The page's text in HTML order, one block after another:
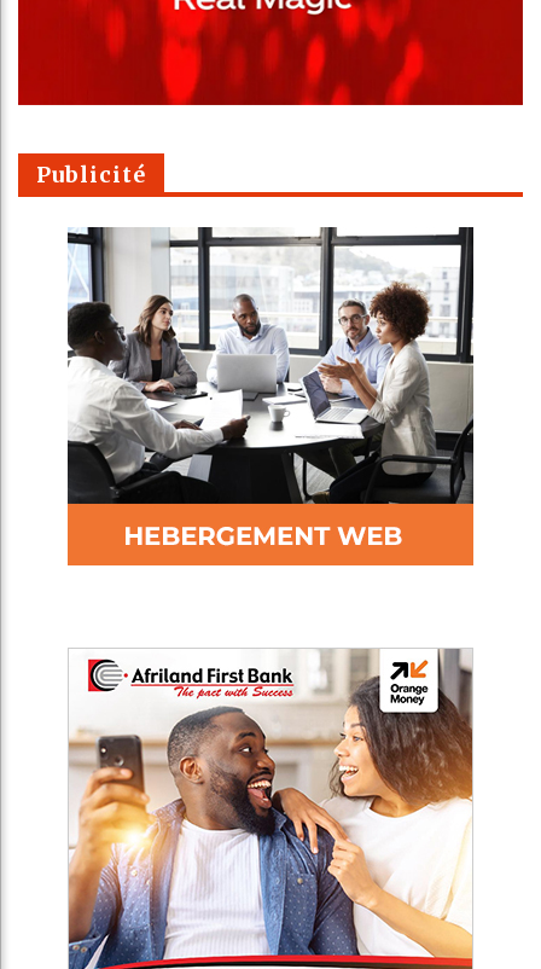
Publicité